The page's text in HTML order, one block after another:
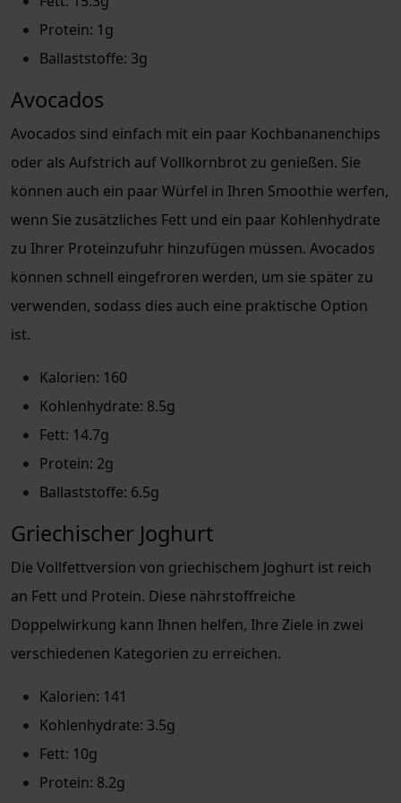
Protein: 1g
Ballaststoffe: 3g
Avocados
Avocados sind einfach mit ein paar Kochbananenchips
oder als Aufstrich auf Vollkornbrot zu genießen. Sie
können auch ein paar Würfel in Ihren Smoothie werfen,
wenn Sie zusätzliches Fett und ein paar Kohlenhydrate
zu Ihrer Proteinzufuhr hinzufügen müssen. Avocados
können schnell eingefroren werden, um sie später zu
verwenden, sodass dies auch eine praktische Option
ist.
Kalorien: 160
Kohlenhydrate: 8.5g
Fett: 14.7g
Protein: 2g
Ballaststoffe: 6.5g
Griechischer Joghurt
Die Vollfettversion von griechischem Joghurt ist reich
an Fett und Protein. Diese nährstoffreiche
Doppelwirkung kann Ihnen helfen, Ihre Ziele in zwei
verschiedenen Kategorien zu erreichen.
Kalorien: 141
Kohlenhydrate: 3.5g
Fett: 10g
Protein: 8.2g